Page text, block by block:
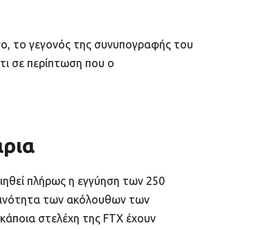
το γεγονός της συνυπογραφής του
σε περίπτωση που ο
πλήρως η εγγύηση των 250
των ακόλουθων των
στελέχη της FTX έχουν